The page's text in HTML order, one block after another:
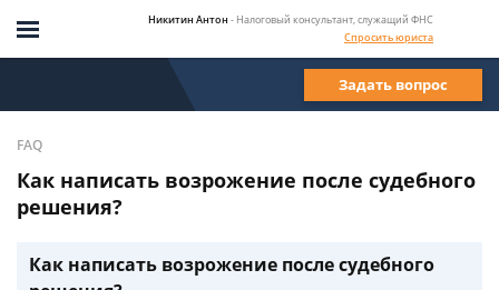
Никитин Антон - Налоговый консультант, служащий ФНС
Спросить юриста
Задать вопрос
FAQ
Как написать возрожение после судебного
решения?
Как написать возрожение после судебного